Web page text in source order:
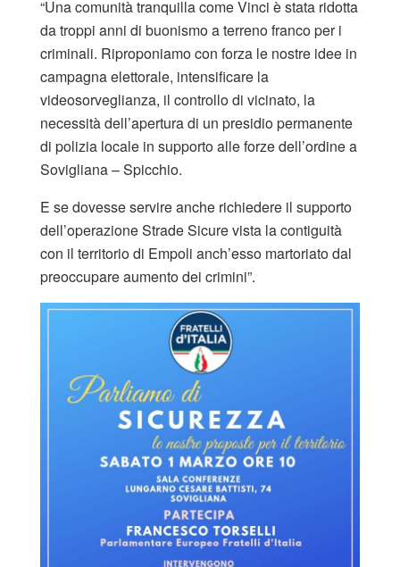
“Una comunità tranquilla come Vinci è stata ridotta
da troppi anni di buonismo a terreno franco per i
criminali. Riproponiamo con forza le nostre idee in
campagna elettorale, intensificare la
videosorveglianza, il controllo di vicinato, la
necessità dell’apertura di un presidio permanente
di polizia locale in supporto alle forze dell’ordine a
Sovigliana – Spicchio.
E se dovesse servire anche richiedere il supporto
dell’operazione Strade Sicure vista la contiguità
con il territorio di Empoli anch’esso martoriato dal
preoccupare aumento dei crimini”.